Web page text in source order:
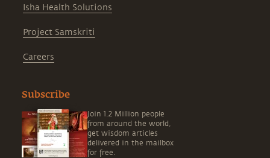
Isha Health Solutions
Project Samskriti
Careers
Subscribe
Join 1.2 Million people
from around the world,
get wisdom articles
delivered in the mailbox
for free.